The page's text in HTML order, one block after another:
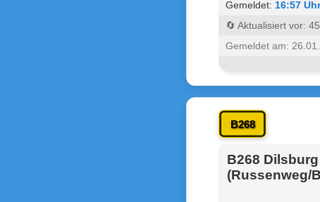
Gemeldet: 16:57
🔄 Aktualisiert vor:
Gemeldet am:
B268
B268
(Russenweg/